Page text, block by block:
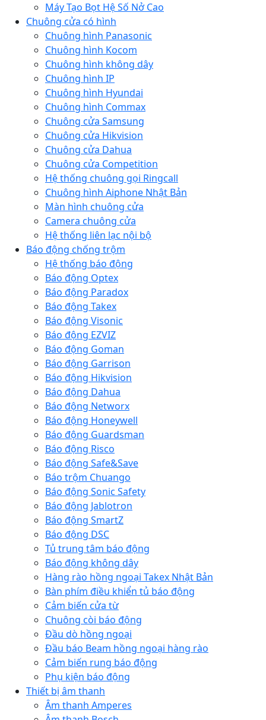
Máy Tạo Bọt Hệ Số Nở Cao
Chuông cửa có hình
Chuông hình Panasonic
Chuông hình Kocom
Chuông hình không dây
Chuông hình IP
Chuông hình Hyundai
Chuông hình Commax
Chuông cửa Samsung
Chuông cửa Hikvision
Chuông cửa Dahua
Chuông cửa Competition
Hệ thống chuông gọi Ringcall
Chuông hình Aiphone Nhật Bản
Màn hình chuông cửa
Camera chuông cửa
Hệ thống liên lạc nội bộ
Báo động chống trộm
Hệ thống báo động
Báo động Optex
Báo động Paradox
Báo động Takex
Báo động Visonic
Báo động EZVIZ
Báo động Goman
Báo động Garrison
Báo động Hikvision
Báo động Dahua
Báo động Networx
Báo động Honeywell
Báo động Guardsman
Báo động Risco
Báo động Safe&Save
Báo trộm Chuango
Báo động Sonic Safety
Báo động Jablotron
Báo động SmartZ
Báo động DSC
Tủ trung tâm báo động
Báo động không dây
Hàng rào hồng ngoại Takex Nhật Bản
Bàn phím điều khiển tủ báo động
Cảm biến cửa từ
Chuông còi báo động
Đầu dò hồng ngoại
Đầu báo Beam hồng ngoại hàng rào
Cảm biến rung báo động
Phụ kiện báo động
Thiết bị âm thanh
Âm thanh Amperes